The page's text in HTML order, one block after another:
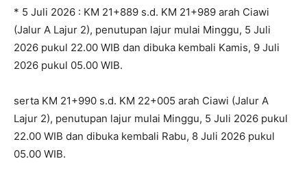
* 5 Juli 2026 : KM 21+889 s.d. KM 21+989 arah Ciawi
(Jalur A Lajur 2), penutupan lajur mulai Minggu, 5 Juli
2026 pukul 22.00 WIB dan dibuka kembali Kamis, 9 Juli
2026 pukul 05.00 WIB.
serta KM 21+990 s.d. KM 22+005 arah Ciawi (Jalur A
Lajur 2), penutupan lajur mulai Minggu, 5 Juli 2026 pukul
22.00 WIB dan dibuka kembali Rabu, 8 Juli 2026 pukul
05.00 WIB.